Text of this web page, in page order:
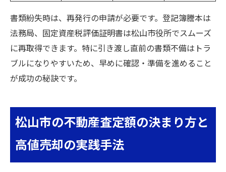
書類紛失時は、再発行の申請が必要です。登記簿謄本は
法務局、固定資産税評価証明書は松山市役所でスムーズ
に再取得できます。特に引き渡し直前の書類不備はトラ
ブルになりやすいため、早めに確認・準備を進めること
が成功の秘訣です。
松山市の不動産査定額の決まり方と
高値売却の実践手法